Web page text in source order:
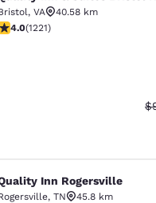
, VA
40.58 km
de 4.03 estrellas.
4.0(1221)
Rogersville
Inn Rogersville
, TN
45.8 km